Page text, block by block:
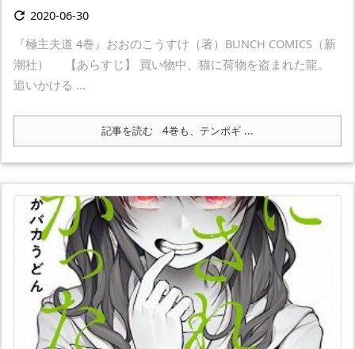
 2020-06-30
『極主夫道 4巻』おおのこうすけ（著）BUNCH COMICS（新
潮社） 【あらすじ】 買い物中、猫に荷物を盗まれた龍。
追いかける ...
記事を読む 4巻も、テンポギ ...